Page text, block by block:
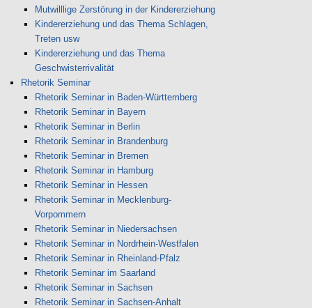
Mutwilllige Zerstörung in der Kindererziehung
Kindererziehung und das Thema Schlagen,
Treten usw
Kindererziehung und das Thema
Geschwisterrivalität
Rhetorik Seminar
Rhetorik Seminar in Baden-Württemberg
Rhetorik Seminar in Bayern
Rhetorik Seminar in Berlin
Rhetorik Seminar in Brandenburg
Rhetorik Seminar in Bremen
Rhetorik Seminar in Hamburg
Rhetorik Seminar in Hessen
Rhetorik Seminar in Mecklenburg-
Vorpommern
Rhetorik Seminar in Niedersachsen
Rhetorik Seminar in Nordrhein-Westfalen
Rhetorik Seminar in Rheinland-Pfalz
Rhetorik Seminar im Saarland
Rhetorik Seminar in Sachsen
Rhetorik Seminar in Sachsen-Anhalt